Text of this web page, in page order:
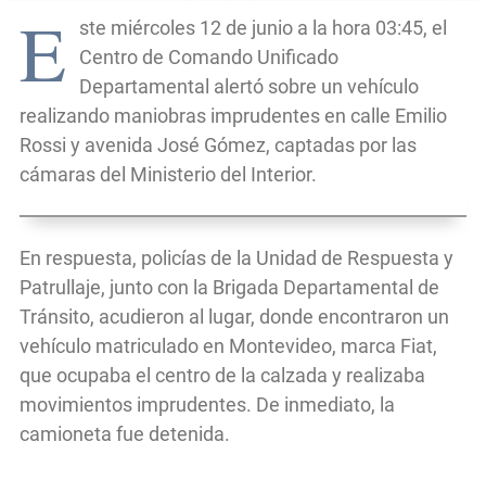
E
ste miércoles 12 de junio a la hora 03:45, el
Centro de Comando Unificado
Departamental alertó sobre un vehículo
realizando maniobras imprudentes en calle Emilio
Rossi y avenida José Gómez, captadas por las
cámaras del Ministerio del Interior.
En respuesta, policías de la Unidad de Respuesta y
Patrullaje, junto con la Brigada Departamental de
Tránsito, acudieron al lugar, donde encontraron un
vehículo matriculado en Montevideo, marca Fiat,
que ocupaba el centro de la calzada y realizaba
movimientos imprudentes. De inmediato, la
camioneta fue detenida.